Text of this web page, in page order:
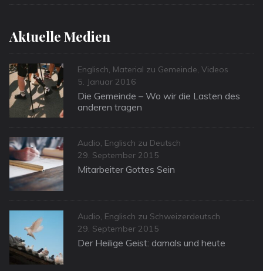
Aktuelle Medien
Categories
Englisch, Material zu Gemeinde, Videos
Posted
on
5. Januar 2016
Die Gemeinde – Wo wir die Lasten des
anderen tragen
Categories
Audio, Englisch zu Deutsch
Posted
on
29. September 2015
Mitarbeiter Gottes Sein
Categories
Audio, Englisch zu Schweizerdeutsch
Posted
on
29. September 2015
Der Heilige Geist: damals und heute